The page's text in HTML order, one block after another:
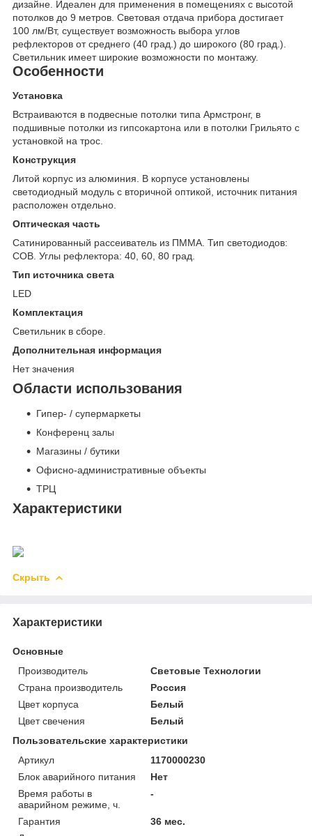
дизайне. Идеален для применения в помещениях с высотой
потолков до 9 метров. Световая отдача прибора достигает
100 лм/Вт, существует возможность выбора углов
рефлекторов от среднего (40 град.) до широкого (80 град.).
Светильник имеет широкие возможности по монтажу.
Особенности
Установка
Встраиваются в подвесные потолки типа Армстронг, в
подшивные потолки из гипсокартона или в потолки Грильято с
установкой на трос.
Конструкция
Литой корпус из алюминия. В корпусе установлены
светодиодный модуль с вторичной оптикой, источник питания
расположен отдельно.
Оптическая часть
Сатинированный рассеиватель из ПММА. Тип светодиодов:
COB. Углы рефлектора: 40, 60, 80 град.
Тип источника света
LED
Комплектация
Светильник в сборе.
Дополнительная информация
Нет значения
Области использования
Гипер- / супермаркеты
Конференц залы
Магазины / бутики
Офисно-административные объекты
ТРЦ
Характеристики
Скрыть
Характеристики
Основные
Производитель
Световые Технологии
Страна производитель
Россия
Цвет корпуса
Белый
Цвет свечения
Белый
Пользовательские характеристики
Артикул
1170000230
Блок аварийного питания
Нет
Время работы в
аварийном режиме, ч.
-
Гарантия
36 мес.